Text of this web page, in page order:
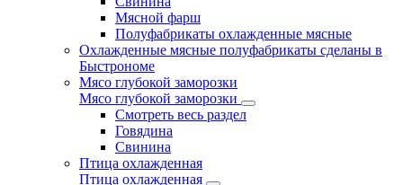
Мясной фарш
Полуфабрикаты охлажденные мясные
Охлажденные мясные полуфабрикаты сделаны в
Быстрономе
Мясо глубокой заморозки
Мясо глубокой заморозки
Смотреть весь раздел
Говядина
Свинина
Птица охлажденная
Птица охлажденная